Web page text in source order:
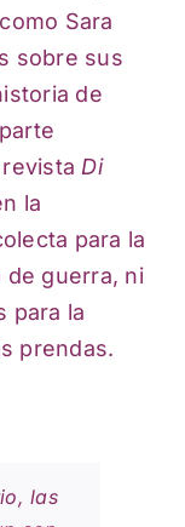
Sara
sobre sus
de
Di
la
para la
de guerra, ni
para la
prendas.
las